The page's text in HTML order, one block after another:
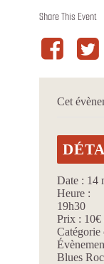
Share This Event
Cet
Date : 14
Heure :
19h30
Prix : 10€
Catégorie
Blues